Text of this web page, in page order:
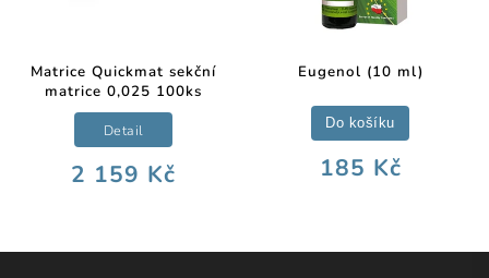
Matrice Quickmat sekční
matrice 0,025 100ks
2 159 Kč
Detail
Eugenol (10 ml)
185 Kč
Do košíku